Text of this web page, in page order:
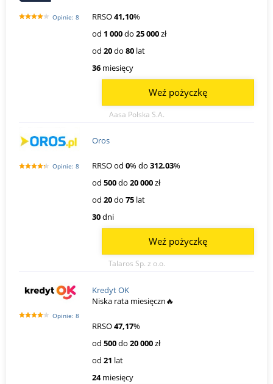
Opinie: 8 RRSO41,10%
od 1 000do 25 000zł
od 20do 80 lat
36 miesięcy
Aasa Polska S.A.
Weź pożyczkę
Opinie: 8
Oros
RRSO od 0% do 312.03%
od 500do 20 000zł
od 20do 75 lat
30dni
Talaros Sp. z o.o.
Weź pożyczkę
Opinie: 8
Kredyt OK
Niska rata miesięczn🔥
RRSO47,17%
od 500do 20 000zł
od 21 lat
24miesięcy